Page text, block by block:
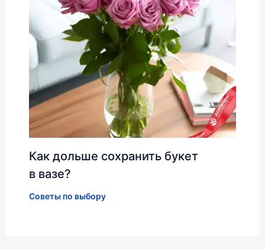
Как дольше сохранить букет
в вазе?
Советы по выбору